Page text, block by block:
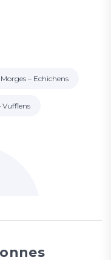
Morges – Echichens
Vufflens